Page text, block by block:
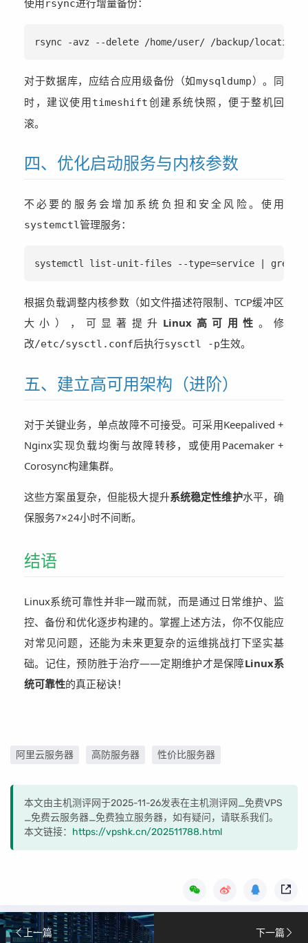
使用 rsync进行增量备份：
rsync -avz --delete /home/user/ /backup/location/
对于数据库，应结合应用级备份（如mysqldump）。同
时，建议使用timeshift创建系统快照，便于整机回
滚。
四、优化启动服务与内核参数
不必要的服务会增加系统负担和安全风险。使用
systemctl管理服务：
systemctl list-unit-files --type=service | grep
根据负载调整内核参数（如文件描述符限制、TCP缓冲区
大小），可显著提升 Linux高可用性 。修
改/etc/sysctl.conf后执行sysctl -p生效。
五、建立高可用架构（进阶）
对于关键业务，单点故障不可接受。可采用Keepalived +
Nginx实现负载均衡与故障转移，或使用Pacemaker +
Corosync构建集群。
这些方案虽复杂，但能极大提升系统稳定性维护水平，确
保服务7×24小时不间断。
结语
Linux系统可靠性并非一蹴而就，而是通过日常维护、监
控、备份和优化逐步构建的。掌握上述方法，你不仅能应
对常见问题，还能为未来更复杂的运维挑战打下坚实基
础。记住，预防胜于治疗——定期维护才是保障Linux系
统可靠性的真正秘诀！
阿里云服务器 高防服务器 性价比服务器
本文由主机测评网于2025-11-26发表在主机测评网_免费VPS
_免费云服务器_免费独立服务器，如有疑问，请联系我们。
本文链接： https://vpshk.cn/202511788.html
上一篇 下一篇